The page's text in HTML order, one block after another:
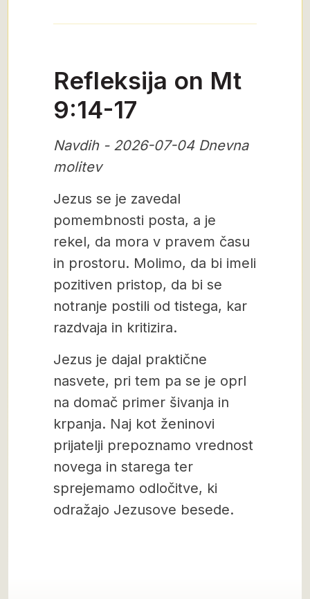
Refleksija on Mt
9:14-17
Navdih - 2026-07-04 Dnevna
molitev
Jezus se je zavedal
pomembnosti posta, a je
rekel, da mora v pravem času
in prostoru. Molimo, da bi imeli
pozitiven pristop, da bi se
notranje postili od tistega, kar
razdvaja in kritizira.
Jezus je dajal praktične
nasvete, pri tem pa se je oprl
na domač primer šivanja in
krpanja. Naj kot ženinovi
prijatelji prepoznamo vrednost
novega in starega ter
sprejemamo odločitve, ki
odražajo Jezusove besede.